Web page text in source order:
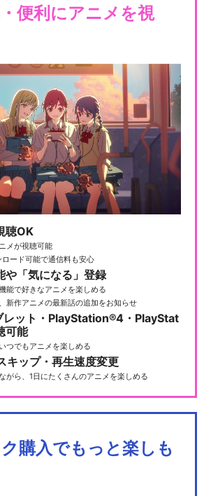
便利にアニメを視
聴OK
メが視聴可能
ード可能で通信料も安心
や「気になる」登録
能で好きなアニメを楽しめる
新作アニメの最新話の追加をお知らせ
レット・PlayStation®4・PlayStat
可能
つでもアニメを楽しめる
キップ・再生速度変更
がら、1日にたくさんのアニメを楽しめる
購入でもっと楽しも